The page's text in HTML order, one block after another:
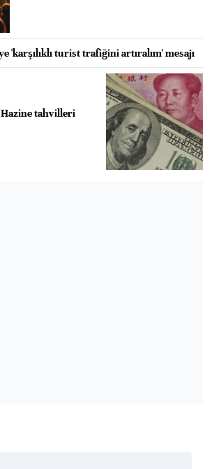
'karşılıklı turist trafiğini artıralım' mesajı
Hazine tahvilleri